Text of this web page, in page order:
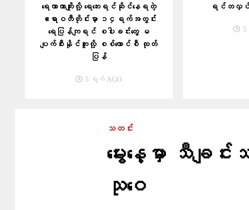
ရေကာတာကျိုးလို့ ရေဘေးရင်ဆိုင်နေရတဲ့
ဧရာဝတီတိုင်းမှာ ၁၄ရက်အတွင်း
ရေပြန်ကျရင် စပါးခင်းတွေ မ
ပျက်စီးနိုင်ဘူးလို့ စစ်ကောင်စီ ထုတ်
ပြန်
5 ရက် AGO
ရင်တလှ
သတင်း
မွေးနေ့မှာ သီခ
သုဝေ